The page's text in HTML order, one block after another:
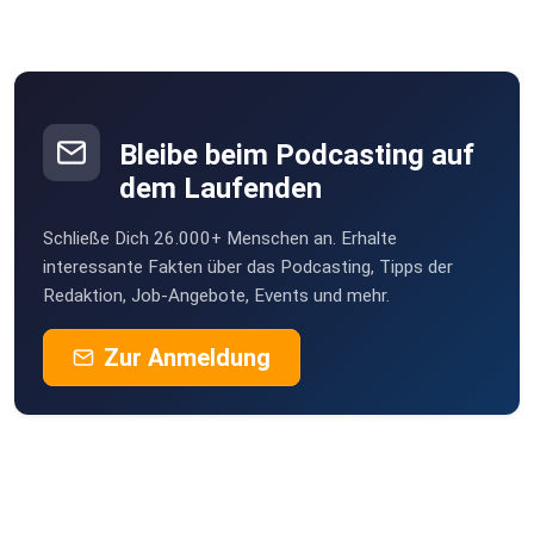
LinkedIn: www.linkedin.com/in/julienfigur/
Homepage Julien Figur:
https://julienfigur.com
Homepage Hanse Mondial: www.hansemondial.de/de/start
seite/
Bleibe beim Podcasting auf
dem Laufenden
Schließe Dich 26.000+ Menschen an. Erhalte
interessante Fakten über das Podcasting, Tipps der
Redaktion, Job-Angebote, Events und mehr.
Zur Anmeldung